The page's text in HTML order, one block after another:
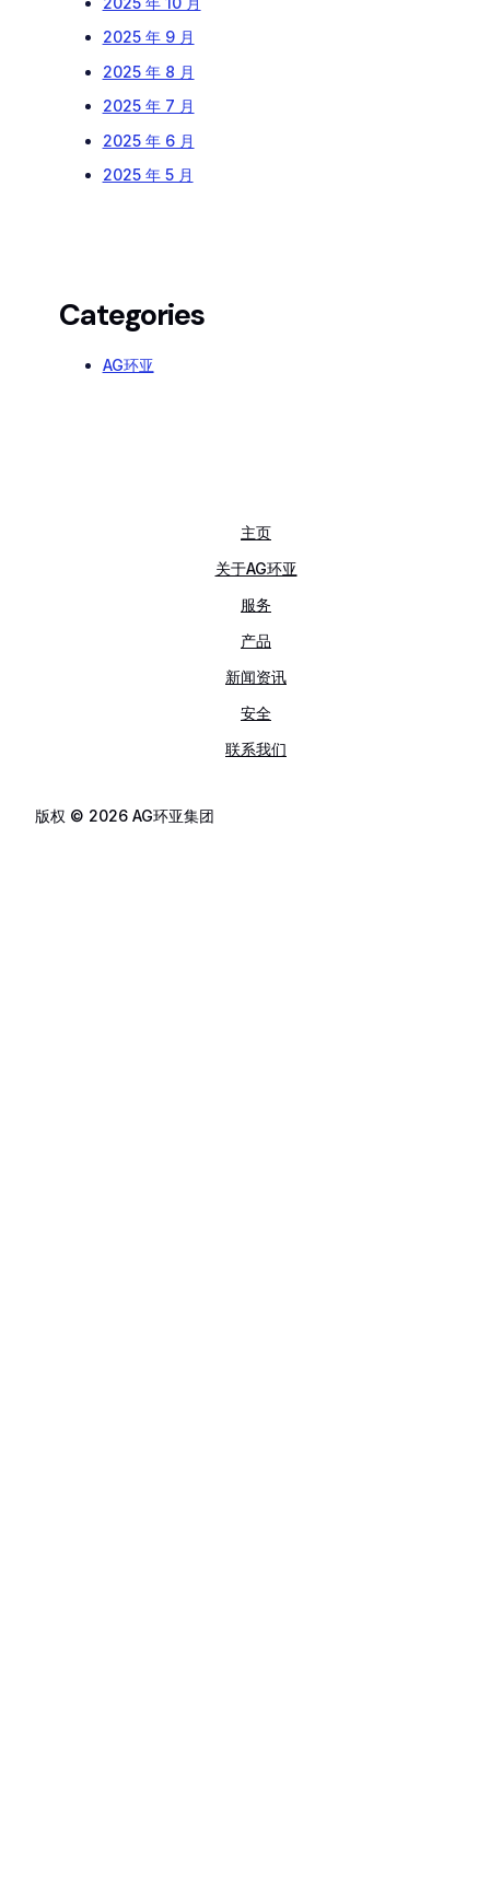
2025 年 9 月
2025 年 8 月
2025 年 7 月
2025 年 6 月
2025 年 5 月
Categories
AG环亚
主页
关于AG环亚
服务
产品
新闻资讯
安全
联系我们
版权 © 2026 AG环亚集团